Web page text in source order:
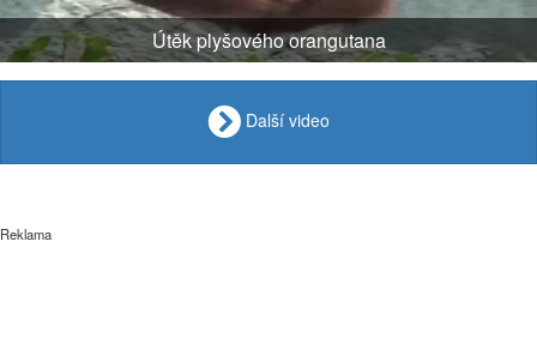
Útěk plyšového orangutana
Další video
Reklama